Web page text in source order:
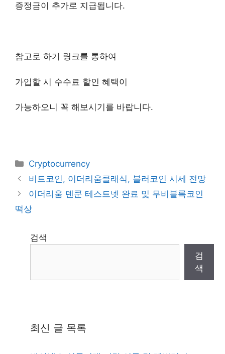
증정금이 추가로 지급됩니다.
참고로 하기 링크를 통하여
가입할 시 수수료 할인 혜택이
가능하오니 꼭 해보시기를 바랍니다.
Categories
Cryptocurrency
비트코인, 이더리움클래식, 블러코인 시세 전망
이더리움 덴쿤 테스트넷 완료 및 무비블록코인
떡상
검색
검
색
최신 글 목록